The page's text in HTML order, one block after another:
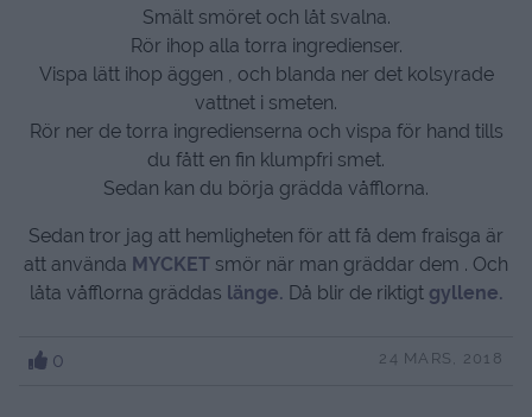
Smält smöret och låt svalna.
Rör ihop alla torra ingredienser.
Vispa lätt ihop äggen , och blanda ner det kolsyrade
vattnet i smeten.
Rör ner de torra ingredienserna och vispa för hand tills
du fått en fin klumpfri smet.
Sedan kan du börja grädda våfflorna.
Sedan tror jag att hemligheten för att få dem fraisga är
att använda MYCKET smör när man gräddar dem . Och
låta våfflorna gräddas länge. Då blir de riktigt gyllene.
0 24 MARS, 2018